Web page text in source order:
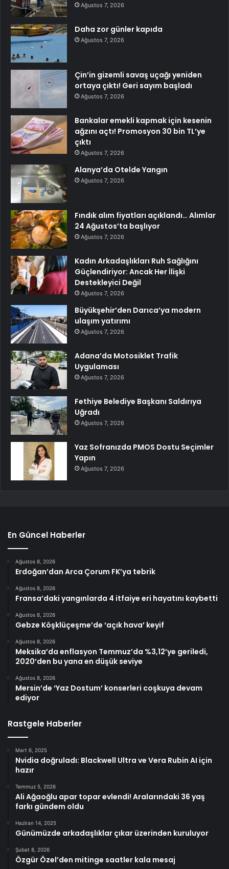
Ağustos 7, 2026
Daha zor günler kapıda
Ağustos 7, 2026
Çin’in gizemli savaş uçağı yeniden
ortaya çıktı! Geri sayım başladı
Ağustos 7, 2026
Bankalar emekli kapmak için kesenin
ağzını açtı! Promosyon 30 bin TL’ye
çıktı
Ağustos 7, 2026
Alanya’da Otelde Yangın
Ağustos 7, 2026
Fındık alım fiyatları açıklandı… Alımlar
24 Ağustos’ta başlıyor
Ağustos 7, 2026
Kadın Arkadaşlıkları Ruh Sağlığını
Güçlendiriyor: Ancak Her İlişki
Destekleyici Değil
Ağustos 7, 2026
Büyükşehir’den Darıca’ya modern
ulaşım yatırımı
Ağustos 7, 2026
Adana’da Motosiklet Trafik
Uygulaması
Ağustos 7, 2026
Fethiye Belediye Başkanı Saldırıya
Uğradı
Ağustos 7, 2026
Yaz Sofranızda PMOS Dostu Seçimler
Yapın
Ağustos 7, 2026
En Güncel Haberler
Ağustos 8, 2026
Erdoğan’dan Arca Çorum FK’ya tebrik
Ağustos 8, 2026
Fransa’daki yangınlarda 4 itfaiye eri hayatını kaybetti
Ağustos 8, 2026
Gebze Köşklüçeşme’de ‘açık hava’ keyif
Ağustos 8, 2026
Meksika’da enflasyon Temmuz’da %3,12’ye geriledi,
2020’den bu yana en düşük seviye
Ağustos 8, 2026
Mersin’de ‘Yaz Dostum’ konserleri coşkuya devam
ediyor
Rastgele Haberler
Mart 6, 2025
Nvidia doğruladı: Blackwell Ultra ve Vera Rubin AI için
hazır
Temmuz 5, 2026
Ali Ağaoğlu apar topar evlendi! Aralarındaki 36 yaş
farkı gündem oldu
Haziran 14, 2025
Günümüzde arkadaşlıklar çıkar üzerinden kuruluyor
Şubat 8, 2026
Özgür Özel’den mitinge saatler kala mesaj